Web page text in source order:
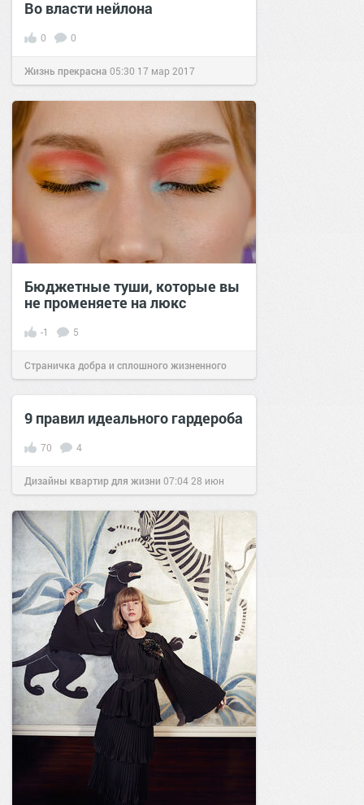
Во власти нейлона
0 0
Жизнь прекрасна 05:30 17 мар 2017
Бюджетные туши, которые вы
не променяете на люкс
-1 5
Страничка добра и сплошного жизненного
позитива! 09:58 17 мар 2024
9 правил идеального гардероба
70 4
Дизайны квартир для жизни 07:04 28 июн
2016